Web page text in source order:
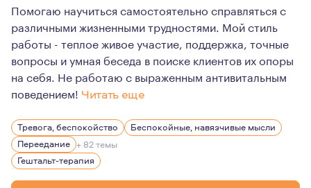
Помогаю научиться самостоятельно справляться с
различными жизненными трудностями. Мой стиль
работы - теплое живое участие, поддержка, точные
вопросы и умная беседа в поиске клиентов их опоры
на себя. Не работаю с выраженным антивитальным
поведением! Читать еще
Мои ценности в работе: этика, гуманизм,
Я вдумчивый, теплый, устойчивый и внимательный
Работаю только длительно, не смогу помочь в
Тревога, беспокойство
Беспокойные, навязчивые мысли
Переедание + 82 темы
Гештальт-терапия